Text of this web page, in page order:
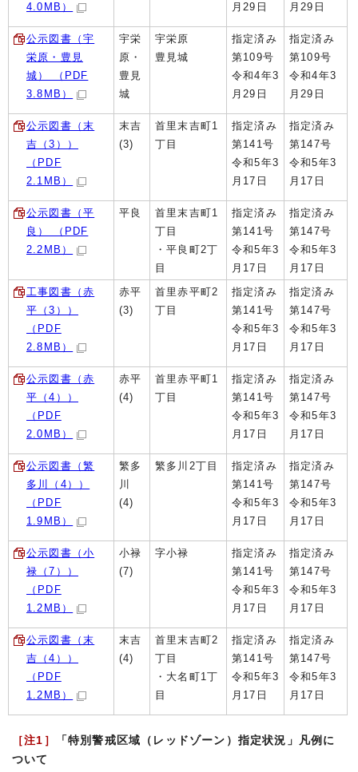
4.0MB）
月29日
月29日
公示図書（宇
栄原・豊見
城） （PDF
3.8MB）
宇栄
原・
豊見
城
宇栄原
豊見城
指定済み
第109号
令和4年3
月29日
指定済み
第109号
令和4年3
月29日
公示図書（末
吉（3））
（PDF
2.1MB）
末吉
(3)
首里末吉町1
丁目
指定済み
第141号
令和5年3
月17日
指定済み
第147号
令和5年3
月17日
公示図書（平
良） （PDF
2.2MB）
平良
首里末吉町1
丁目
・平良町2丁
目
指定済み
第141号
令和5年3
月17日
指定済み
第147号
令和5年3
月17日
工事図書（赤
平（3））
（PDF
2.8MB）
赤平
(3)
首里赤平町2
丁目
指定済み
第141号
令和5年3
月17日
指定済み
第147号
令和5年3
月17日
公示図書（赤
平（4））
（PDF
2.0MB）
赤平
(4)
首里赤平町1
丁目
指定済み
第141号
令和5年3
月17日
指定済み
第147号
令和5年3
月17日
公示図書（繁
多川（4））
（PDF
1.9MB）
繁多
川
(4)
繁多川2丁目
指定済み
第141号
令和5年3
月17日
指定済み
第147号
令和5年3
月17日
公示図書（小
禄（7））
（PDF
1.2MB）
小禄
(7)
字小禄
指定済み
第141号
令和5年3
月17日
指定済み
第147号
令和5年3
月17日
公示図書（末
吉（4））
（PDF
1.2MB）
末吉
(4)
首里末吉町2
丁目
・大名町1丁
目
指定済み
第141号
令和5年3
月17日
指定済み
第147号
令和5年3
月17日
［注1］
「特別警戒区域（レッドゾーン）指定状況」凡例に
ついて